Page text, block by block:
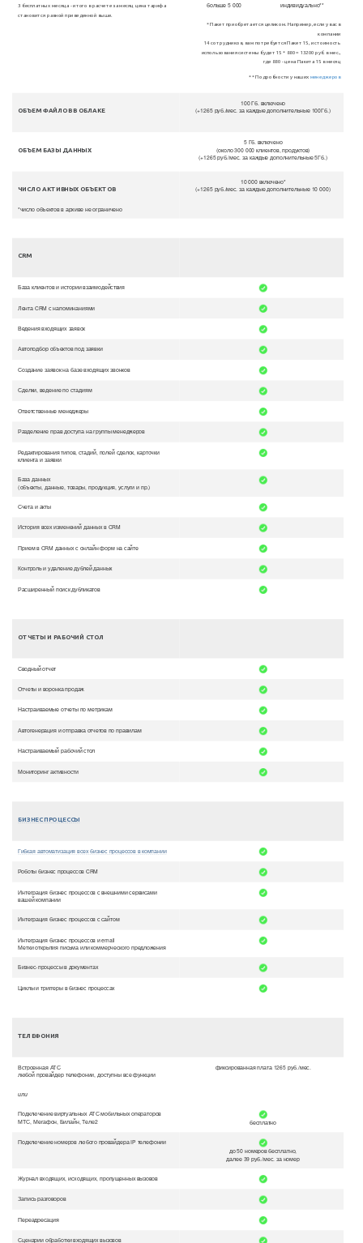
3 бесплатных месяца - итого в расчете за месяц цена тарифа
становится равной приведенной выше.
больше 5 000 индивидуально**
* Пакет приобретается целиком. Например, если у вас в
компании
14 сотрудников, вам потребуется Пакет 15, и стоимость
использования системы будет 15 * 880 = 13200 руб. в мес.,
где 880 - цена Пакета 15 в месяц
** Подробности у наших менеджеров
ОБЪЕМ ФАЙЛОВ В ОБЛАКЕ
100 Гб. включено
(+1265 руб./мес. за каждые дополнительные 100Гб.)
ОБЪЕМ БАЗЫ ДАННЫХ
5 Гб. включено
(около 300 000 клиентов, продуктов)
(+1265 руб./мес. за каждые дополнительные 5Гб.)
ЧИСЛО АКТИВНЫХ ОБЪЕКТОВ
*число объектов в архиве не ограничено
10 000 включено*
(+1265 руб./мес. за каждые дополнительные 10 000)
CRM
База клиентов и истории взаимодействия
Лента CRM с напоминаниями
Ведения входящих заявок
Автоподбор объектов под заявки
Создание заявок на базе входящих звонков
Сделки, ведение по стадиям
Ответственные менеджеры
Разделение прав доступа на группы менеджеров
Редактирования типов, стадий, полей сделок, карточки
клиента и заявки
База данных
(объекты, данные, товары, продукция, услуги и пр.)
Счета и акты
История всех изменений данных в CRM
Прием в CRM данных с онлайн форм на сайте
Контроль и удаление дублей данных
Расширенный поиск дубликатов
ОТЧЕТЫ И РАБОЧИЙ СТОЛ
Сводный отчет
Отчеты и воронка продаж
Настраиваемые отчеты по метрикам
Автогенерация и отправка отчетов по правилам
Настраиваемый рабочий стол
Мониторинг активности
БИЗНЕС ПРОЦЕССЫ
Гибкая автоматизация всех бизнес процессов в компании
Роботы бизнес процессов CRM
Интеграция бизнес процессов с внешними сервисами
вашей компании
Интеграция бизнес процессов с сайтом
Интеграция бизнес процессов и email
Метки открытия письма или коммерческого предложения
Бизнес-процессы в документах
Циклы и триггеры в бизнес процессах
ТЕЛЕФОНИЯ
Встроенная АТС
любой провайдер телефонии, доступны все функции
фиксированная плата 1265 руб./мес.
или
Подключение виртуальных АТС мобильных операторов
МТС, Мегафон, Билайн, Теле2
бесплатно
Подключение номеров любого провайдера IP телефонии
до 50 номеров бесплатно,
далее 39 руб./мес. за номер
Журнал входящих, исходящих, пропущенных вызовов
Запись разговоров
Переадресация
Сценарии обработки входящих вызовов